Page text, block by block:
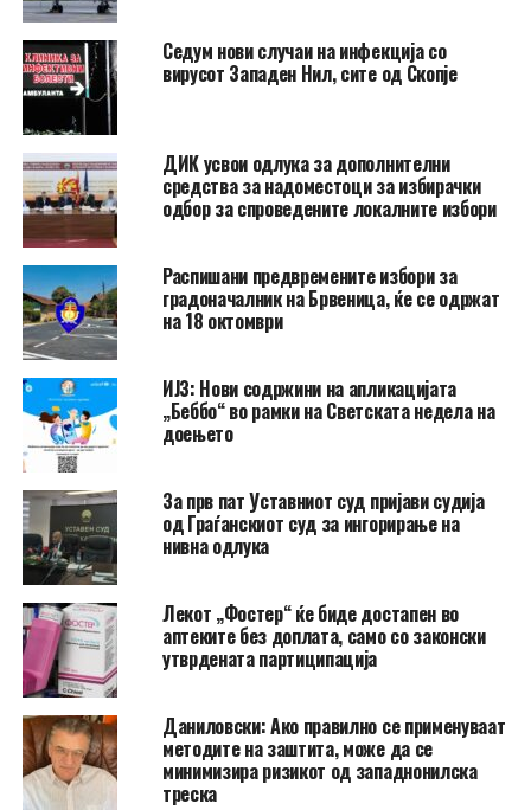
Седум нови случаи на инфекција со
вирусот Западен Нил, сите од Скопје
ДИК усвои одлука за дополнителни
средства за надоместоци за избирачки
одбор за спроведените локалните избори
Распишани предвремените избори за
градоначалник на Брвеница, ќе се одржат
на 18 октомври
ИЈЗ: Нови содржини на апликацијата
„Беббо“ во рамки на Светската недела на
доењето
За прв пат Уставниот суд пријави судија
од Граѓанскиот суд за ингорирање на
нивна одлука
Лекот „Фостер“ ќе биде достапен во
аптеките без доплата, само со законски
утврдената партиципација
Даниловски: Ако правилно се применуваат
методите на заштита, може да се
минимизира ризикот од западнонилска
треска